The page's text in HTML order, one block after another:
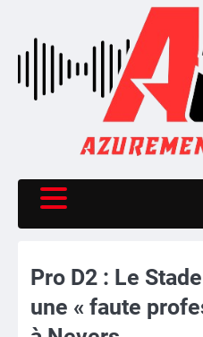
content
Pro D2 : Le
une « faute